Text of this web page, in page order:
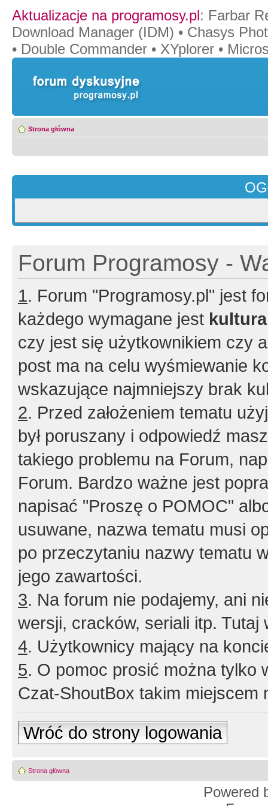
Aktualizacje na programosy.pl: Farbar
Download Manager (IDM) • Chasys
• Double Commander • XYplorer •
Strona główna
Forum Programosy -
1. Forum "Programosy.pl" jest
każdego wymagane jest
czy jest się użytkownikiem czy
post ma na celu wyśmiewanie
wskazujące najmniejszy brak
2. Przed założeniem tematu
był poruszany i odpowiedź
takiego problemu na Forum,
Forum. Bardzo ważne jest
napisać "Proszę o POMOC"
usuwane, nazwa tematu musi
po przeczytaniu nazwy tematu
jego zawartości.
3. Na forum nie podajemy, ani
wersji, cracków, seriali itp. Tutaj
4. Użytkownicy mający na
5. O pomoc prosić można tylko
Czat-ShoutBox takim miejscem
Wróć do strony logowania
Strona główna
Powered